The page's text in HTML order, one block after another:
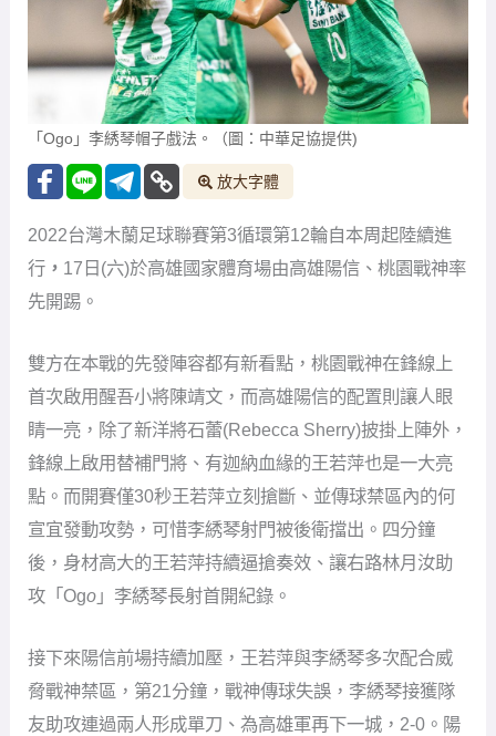
「Ogo」李綉琴帽子戲法。（圖：中華足協提供)
放大字體
2022台灣木蘭足球聯賽第3循環第12輪自本周起陸續進
行 ， 17日(六)於高雄國家體育場由高雄陽信、桃園戰神率
先開踢。
雙方在本戰的先發陣容都有新看點，桃園戰神在鋒線上
首次啟用醒吾小將陳靖文，而高雄陽信的配置則讓人眼
睛一亮，除了新洋將石蕾(Rebecca Sherry)披掛上陣外，
鋒線上啟用替補門將、有迦納血緣的王若萍也是一大亮
點。而開賽僅30秒王若萍立刻搶斷、並傳球禁區內的何
宣宜發動攻勢，可惜李綉琴射門被後衛擋出。四分鐘
後，身材高大的王若萍持續逼搶奏效、讓右路林月汝助
攻「Ogo 」李綉琴長射首開紀錄。
接下來陽信前場持續加壓，王若萍與李綉琴多次配合威
脅戰神禁區，第21分鐘，戰神傳球失誤，李綉琴接獲隊
友助攻連過兩人形成單刀、為高雄軍再下一城，2-0。陽